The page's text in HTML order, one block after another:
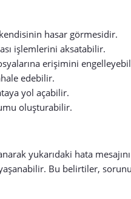
kendisinin hasar görmesidir.
işlemlerini aksatabilir.
erişimini
edebilir.
yol açabilir.
oluşturabilir.
yukarıdaki hata
Bu belirtiler,